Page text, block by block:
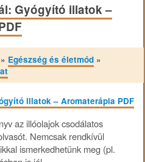
Gyógyító illatok –
» Egészség és életmód »
az illóolajok csodálatos
Nemcsak rendkívül
ismerkedhetünk meg (pl.